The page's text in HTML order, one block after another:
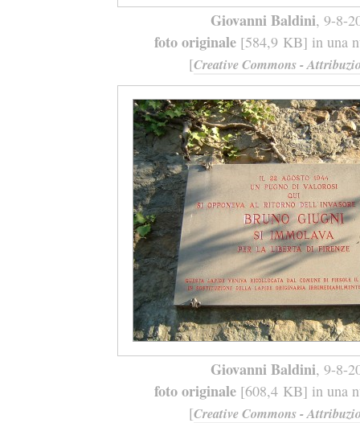
Giovanni Baldini, 9-8-
foto originale [584,9 KB] in una
[Creative Commons -
Giovanni Baldini, 9-8-
foto originale [608,4 KB] in una
[Creative Commons -